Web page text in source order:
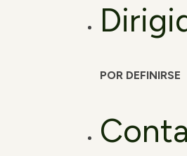
POR DEFINIRSE